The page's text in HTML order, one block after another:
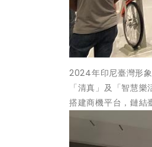
2024年印尼臺灣形
「清真」及「智慧
搭建商機平台，鏈結